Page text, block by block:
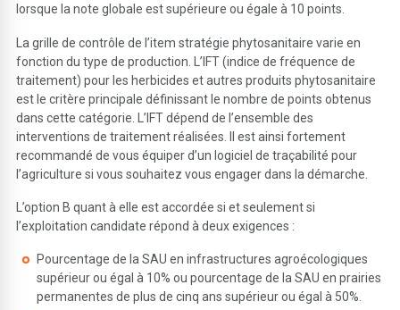
lorsque la note globale est supérieure ou égale à 10 points.
La grille de contrôle de l’item stratégie phytosanitaire varie en
fonction du type de production. L’IFT (indice de fréquence de
traitement) pour les herbicides et autres produits phytosanitaire
est le critère principale définissant le nombre de points obtenus
dans cette catégorie. L’IFT dépend de l’ensemble des
interventions de traitement réalisées. Il est ainsi fortement
recommandé de vous équiper d’un logiciel de traçabilité pour
l’agriculture si vous souhaitez vous engager dans la démarche.
L’option B quant à elle est accordée si et seulement si
l’exploitation candidate répond à deux exigences :
Pourcentage de la SAU en infrastructures agroécologiques
supérieur ou égal à 10% ou pourcentage de la SAU en prairies
permanentes de plus de cinq ans supérieur ou égal à 50%.